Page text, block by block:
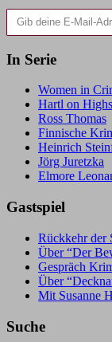
Gib deine E-Mail-Adresse ein ...
In Serie
Women in
Hartl on
Ross Thomas
Finnische
Heinrich
Jörg Juretzka
Elmore
Gastspiel
Rückkehr der
Über “Der
Gespräch
Über
Mit Susanne
Suche